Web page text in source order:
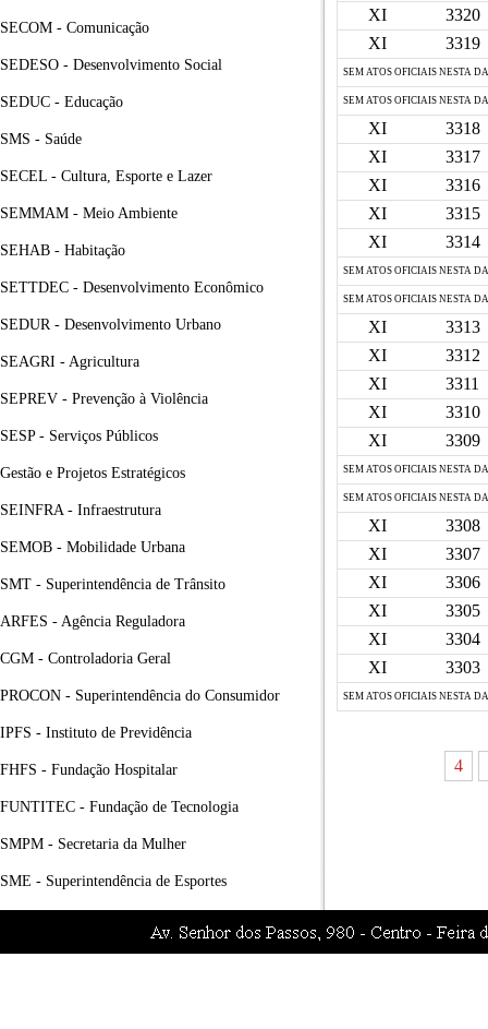
SECOM - Comunicação
SEDESO - Desenvolvimento Social
SEDUC - Educação
SMS - Saúde
SECEL - Cultura, Esporte e Lazer
SEMMAM - Meio Ambiente
SEHAB - Habitação
SETTDEC - Desenvolvimento Econômico
SEDUR - Desenvolvimento Urbano
SEAGRI - Agricultura
SEPREV - Prevenção à Violência
SESP - Serviços Públicos
Gestão e Projetos Estratégicos
SEINFRA - Infraestrutura
SEMOB - Mobilidade Urbana
SMT - Superintendência de Trânsito
ARFES - Agência Reguladora
CGM - Controladoria Geral
PROCON - Superintendência do Consumidor
IPFS - Instituto de Previdência
FHFS - Fundação Hospitalar
FUNTITEC - Fundação de Tecnologia
SMPM - Secretaria da Mulher
SME - Superintendência de Esportes
XI
3320
XI
3319
SEM ATOS OFICIAIS NESTA
SEM ATOS OFICIAIS NESTA
XI
3318
XI
3317
XI
3316
XI
3315
XI
3314
SEM ATOS OFICIAIS NESTA
SEM ATOS OFICIAIS NESTA
XI
3313
XI
3312
XI
3311
XI
3310
XI
3309
SEM ATOS OFICIAIS NESTA
SEM ATOS OFICIAIS NESTA
XI
3308
XI
3307
XI
3306
XI
3305
XI
3304
XI
3303
SEM ATOS OFICIAIS NESTA
4